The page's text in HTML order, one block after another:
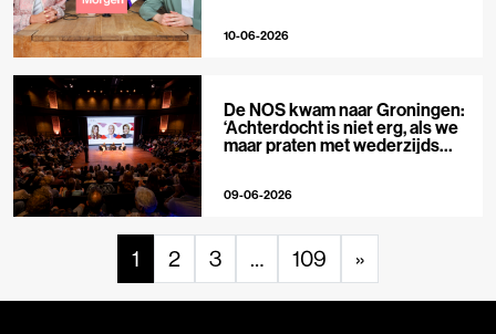
10-06-2026
De NOS kwam naar Groningen:
‘Achterdocht is niet erg, als we
maar praten met wederzijds
09-06-2026
1 2 3 … 109 »